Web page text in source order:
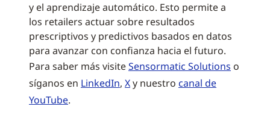
y el aprendizaje automático. Esto permite a
los retailers actuar sobre resultados
prescriptivos y predictivos basados en datos
para avanzar con confianza hacia el futuro.
Para saber más visiteSensormatic Solutions o
síganos en LinkedIn, Xy nuestro canal de
YouTube.